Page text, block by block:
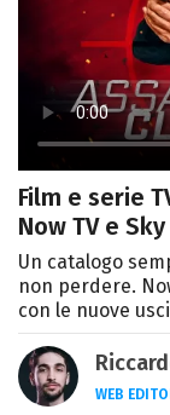
Film e serie
Now TV e Sky
Un catalogo
non perdere.
con le nuove
WEB